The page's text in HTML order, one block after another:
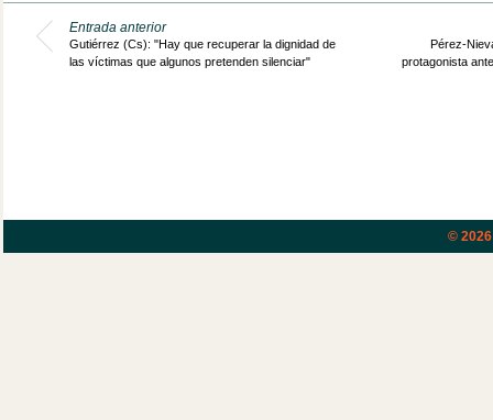
Entrada anterior
Gutiérrez (Cs): "Hay que recuperar la dignidad de
las víctimas que algunos pretenden silenciar"
Pérez-
protagonista
©